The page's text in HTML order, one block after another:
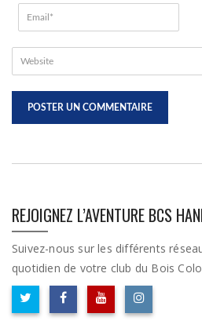
REJOIGNEZ L’AVENTURE BCS
Suivez-nous sur les différents
quotidien de votre club du Bois